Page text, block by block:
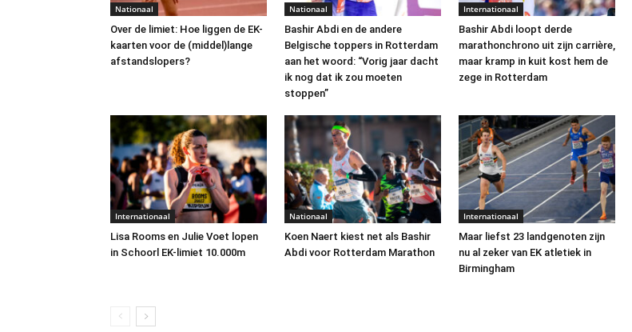
Nationaal
Over de limiet: Hoe liggen de EK-
kaarten voor de (middel)lange
afstandslopers?
Nationaal
Bashir Abdi en de andere
Belgische toppers in Rotterdam
aan het woord: “Vorig jaar dacht
ik nog dat ik zou moeten
stoppen”
Internationaal
Bashir Abdi loopt derde
marathonchrono uit zijn carrière,
maar kramp in kuit kost hem de
zege in Rotterdam
Internationaal
Lisa Rooms en Julie Voet lopen
in Schoorl EK-limiet 10.000m
Nationaal
Koen Naert kiest net als Bashir
Abdi voor Rotterdam Marathon
Internationaal
Maar liefst 23 landgenoten zijn
nu al zeker van EK atletiek in
Birmingham